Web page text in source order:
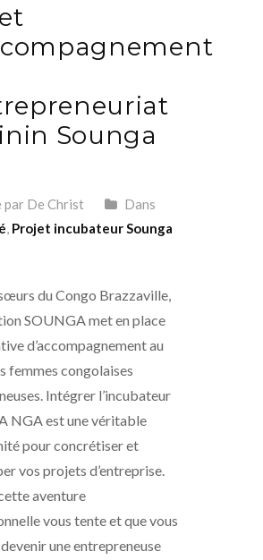
Sounga
par De Christ
Dans
, Projet incubateur Sounga
du Congo Brazzaville,
SOUNGA met en place
d’accompagnement au
femmes congolaises
Intégrer l’incubateur
NGA est une véritable
pour concrétiser et
vos projets d’entreprise.
aventure
vous tente et que vous
une entrepreneuse